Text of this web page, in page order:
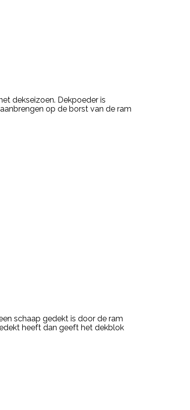
dekseizoen. Dekpoeder is
op de borst van de ram
schaap gedekt is door de ram
heeft dan geeft het dekblok